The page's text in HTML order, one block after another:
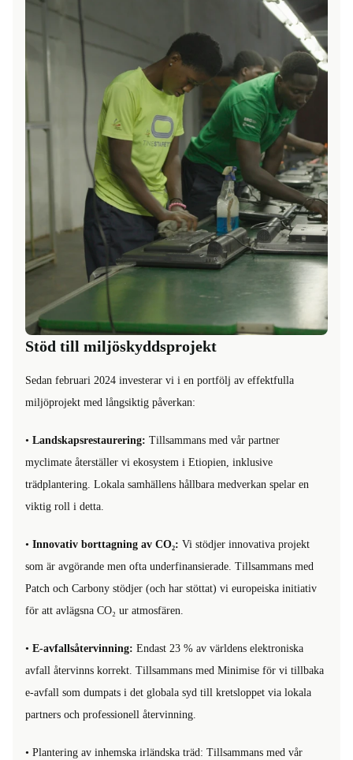
Stöd till miljöskyddsprojekt
Sedan februari 2024 investerar vi i en portfölj av effektfulla
miljöprojekt med långsiktig påverkan:
• Landskapsrestaurering: Tillsammans med vår partner
myclimate återställer vi ekosystem i Etiopien, inklusive
trädplantering. Lokala samhällens hållbara medverkan spelar en
viktig roll i detta.
• Innovativ borttagning av CO₂: Vi stödjer innovativa projekt
som är avgörande men ofta underfinansierade. Tillsammans med
Patch och Carbony stödjer (och har stöttat) vi europeiska initiativ
för att avlägsna CO₂ ur atmosfären.
• E-avfallsåtervinning: Endast 23 % av världens elektroniska
avfall återvinns korrekt. Tillsammans med Minimise för vi tillbaka
e-avfall som dumpats i det globala syd till kretsloppet via lokala
partners och professionell återvinning.
• Plantering av inhemska irländska träd: Tillsammans med vår